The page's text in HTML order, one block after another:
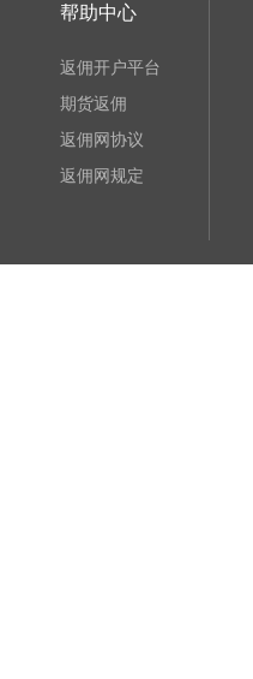
帮助中心
返佣开户平台
期货返佣
返佣网协议
返佣网规定